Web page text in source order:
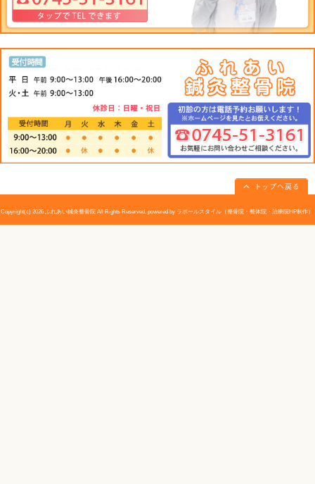
供の腹部の脂肪がごく軽くへこむ程度に指圧するように
などとともにお灸をするのも効果的です。
膀胱ゆ
泌尿器系の症状によく効き夜尿症にも効果的です。
位置 >
臀部の平らな骨<仙骨>にある上から２番目のくぼみの指
施術>
施術者はうつ伏せに寝かせた子供の腰に両手のひらをつ
して左右のツボを親指でやさしく押す。泌尿器系の施術
症にも効果がある。腰全体を軽くマッサージするとさら